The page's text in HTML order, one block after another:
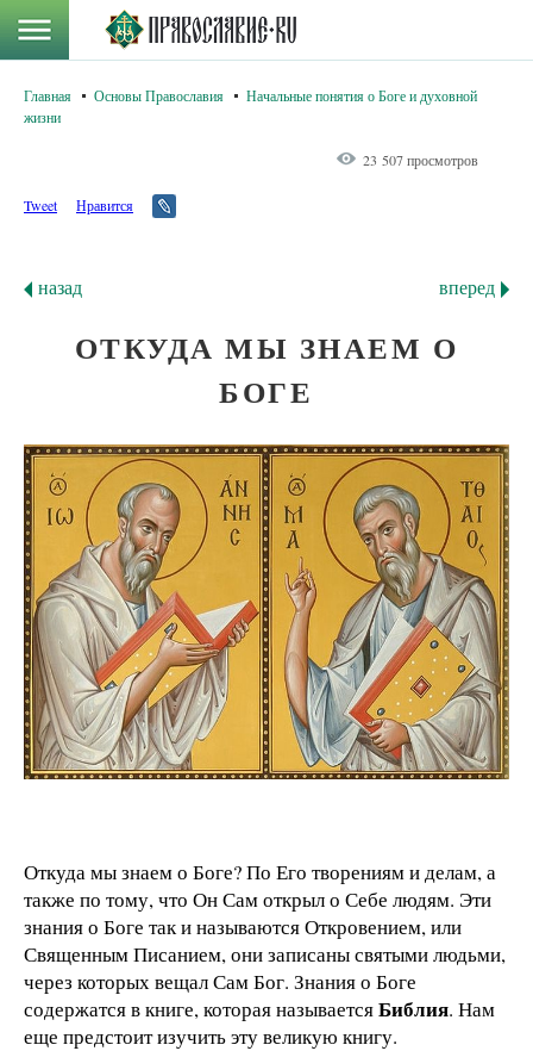
Главная Основы Православия
Начальные понятия о Боге и духовной
жизни
23 507 просмотров
Tweet Нравится
назад вперед
ОТКУДА МЫ ЗНАЕМ О
БОГЕ
Откуда мы знаем о Боге? По Его творениям и делам, а
также по тому, что Он Сам открыл о Себе людям. Эти
знания о Боге так и называются Откровением, или
Священным Писанием, они записаны святыми людьми,
через которых вещал Сам Бог. Знания о Боге
содержатся в книге, которая называетсяБиблия. Нам
еще предстоит изучить эту великую книгу.